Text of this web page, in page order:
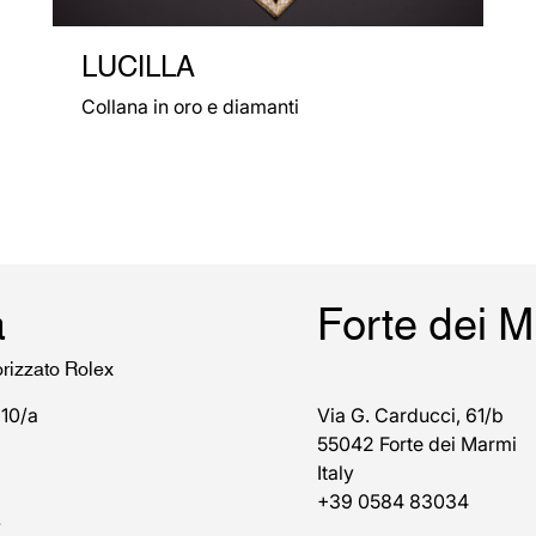
LUCILLA
Collana in oro e diamanti
Rolex
a
Forte dei
Via G. Carducci, 61/b
55042 Forte dei Marmi
Italy
+39 0584 83034